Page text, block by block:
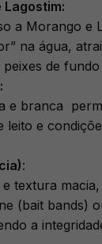
Lagostim:
a Morango e
na água,
de
e branca
leito e
:
textura
(bait bands)
a